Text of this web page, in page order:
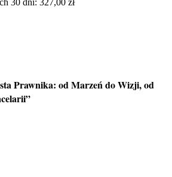
30 dni: 327,00 zł
Prawnika: od Marzeń do Wizji, od